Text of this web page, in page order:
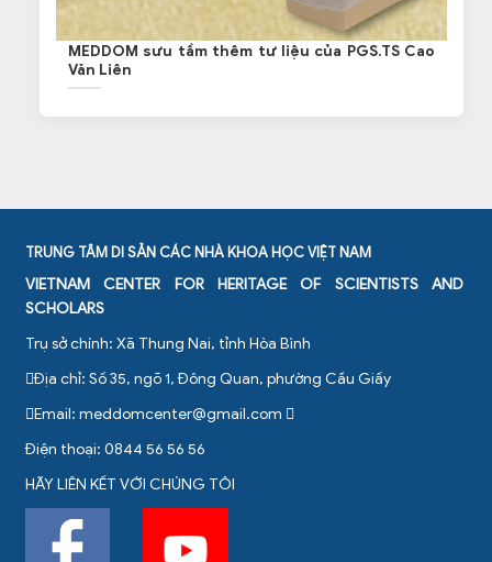
MEDDOM sưu tầm thêm tư liệu của PGS.TS Cao
Văn Liên
TRUNG TÂM DI SẢN CÁC NHÀ KHOA HỌC VIỆT NAM
VIETNAM CENTER FOR HERITAGE OF SCIENTISTS AND
SCHOLARS
Trụ sở chính: Xã Thung Nai, tỉnh Hòa Bình
Địa chỉ: Số 35, ngõ 1, Đông Quan, phường Cầu Giấy
Email: meddomcenter@gmail.com
Điện thoại: 0844 56 56 56
HÃY LIÊN KẾT VỚI CHÚNG TÔI